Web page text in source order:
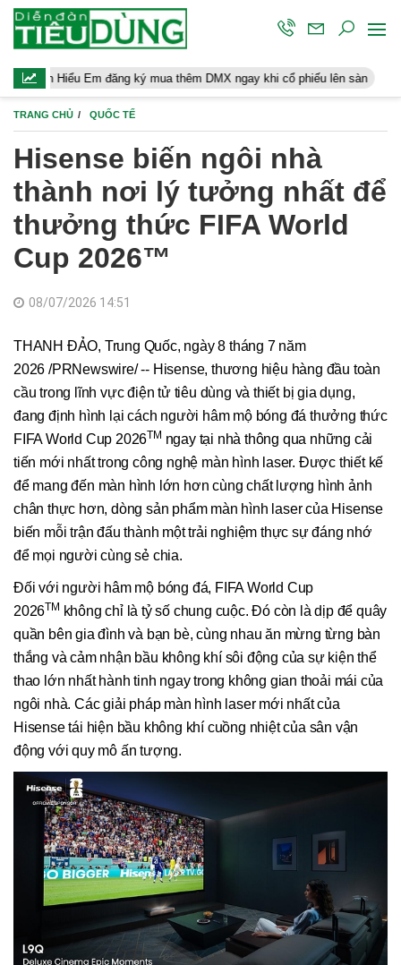
Em đăng ký mua thêm DMX ngay khi cổ phiếu lên sàn Người
TRANG CHỦ QUỐC TẾ
Hisense biến ngôi nhà
thành nơi lý tưởng nhất để
thưởng thức FIFA World
Cup 2026™
08/07/2026 14:51
THANH ĐẢO, Trung Quốc, ngày 8 tháng 7 năm
2026 /PRNewswire/ -- Hisense, thương hiệu hàng đầu toàn
cầu trong lĩnh vực điện tử tiêu dùng và thiết bị gia dụng,
đang định hình lại cách người hâm mộ bóng đá thưởng thức
FIFA World Cup 2026TM ngay tại nhà thông qua những cải
tiến mới nhất trong công nghệ màn hình laser. Được thiết kế
để mang đến màn hình lớn hơn cùng chất lượng hình ảnh
chân thực hơn, dòng sản phẩm màn hình laser của Hisense
biến mỗi trận đấu thành một trải nghiệm thực sự đáng nhớ
để mọi người cùng sẻ chia.
Đối với người hâm mộ bóng đá, FIFA World Cup
2026TM không chỉ là tỷ số chung cuộc. Đó còn là dịp để quây
quần bên gia đình và bạn bè, cùng nhau ăn mừng từng bàn
thắng và cảm nhận bầu không khí sôi động của sự kiện thể
thao lớn nhất hành tinh ngay trong không gian thoải mái của
ngôi nhà. Các giải pháp màn hình laser mới nhất của
Hisense tái hiện bầu không khí cuồng nhiệt của sân vận
động với quy mô ấn tượng.